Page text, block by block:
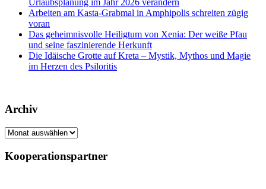
Arbeiten am Kasta-Grabmal in Amphipolis schreiten zügig
voran
Das geheimnisvolle Heiligtum von Xenia: Der weiße Pfau
und seine faszinierende Herkunft
Die Idäische Grotte auf Kreta – Mystik, Mythos und Magie
im Herzen des Psiloritis
Archiv
Archiv
Kooperationspartner